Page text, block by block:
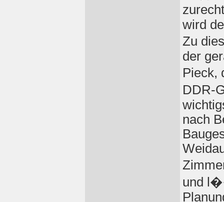
wird
Zu
der
Pieck,
DDR-
nach
und